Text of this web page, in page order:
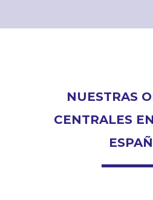
NUESTRAS
CENTRALES